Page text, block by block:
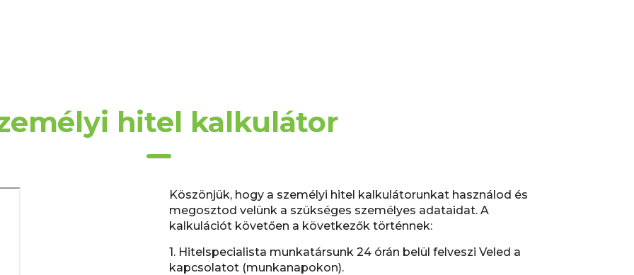
hitel kalkulátor
Köszönjük, hogy a személyi hitel kalkulátorunkat használod és
megosztod velünk a szükséges személyes adataidat. A
kalkulációt követően a következők történnek:
1. Hitelspecialista munkatársunk 24 órán belül felveszi Veled a
kapcsolatot (munkanapokon).